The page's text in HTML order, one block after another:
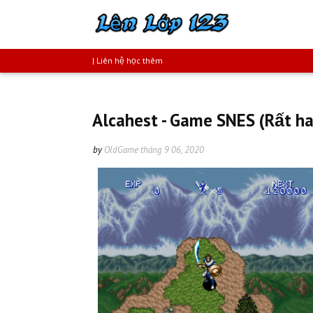
| Liên hệ học thêm
Alcahest - Game SNES (Rất
by OldGame tháng 9 06, 2020